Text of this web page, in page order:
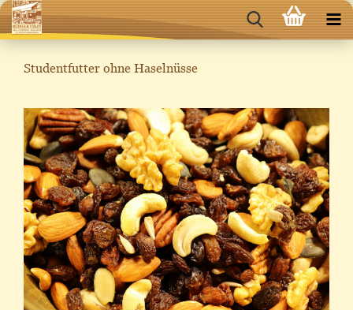
Studentfutter ohne Haselnüsse